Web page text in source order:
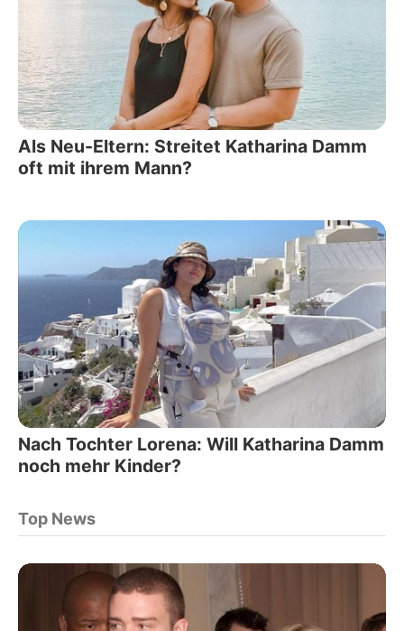
Als Neu-Eltern: Streitet Katharina Damm
oft mit ihrem Mann?
Nach Tochter Lorena: Will Katharina Damm
noch mehr Kinder?
Top News